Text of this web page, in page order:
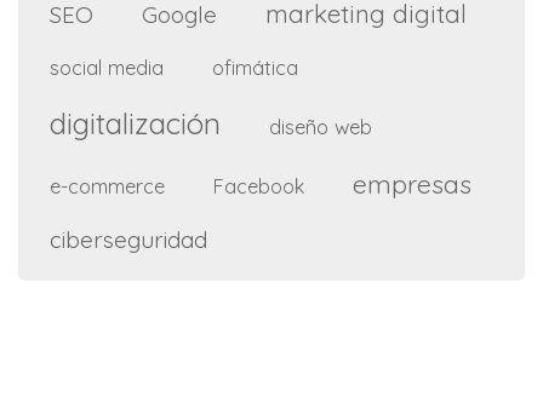
SEO Google marketing digital
social media ofimática
digitalización diseño web
e-commerce Facebook empresas
ciberseguridad